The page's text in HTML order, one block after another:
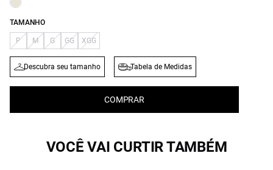
TAMANHO
P M G GG XGG
Descubra seu tamanho Tabela de Medidas
COMPRAR
VOCÊ VAI CURTIR TAMBÉM